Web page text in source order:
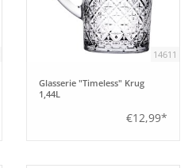
14611
Glasserie "Timeless" Krug
1,44L
€12,99*